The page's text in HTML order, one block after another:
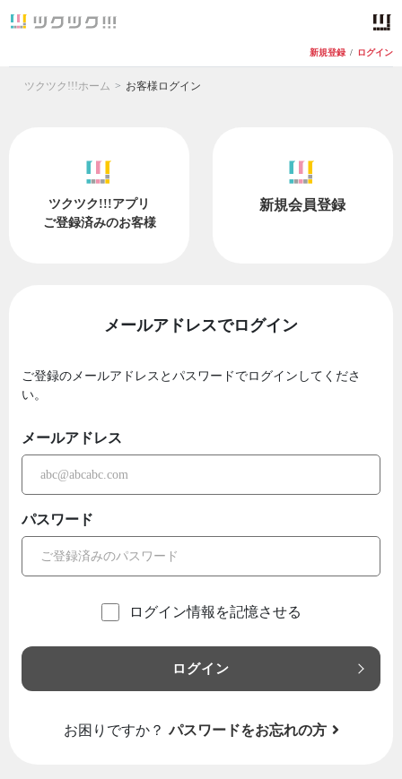
新規登録 / ログイン
ツクツク!!!ホーム お客様ログイン
ツクツク!!!アプリ
ご登録済みのお客様
新規会員登録
メールアドレスでログイン
ご登録のメールアドレスとパスワードでログインしてくださ
い。
メールアドレス
パスワード
ログイン情報を記憶させる
ログイン
お困りですか？ パスワードをお忘れの方